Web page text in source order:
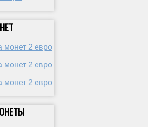
монет 2 евро
монет 2 евро
монет 2 евро